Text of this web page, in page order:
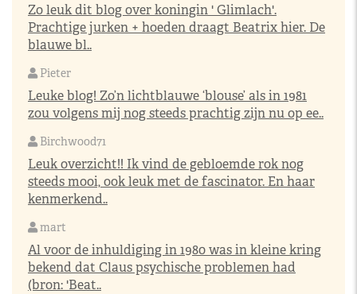
Zo leuk dit blog over koningin ' Glimlach'.
Prachtige jurken + hoeden draagt Beatrix hier. De
blauwe bl..
Pieter
Leuke blog! Zo’n lichtblauwe ‘blouse’ als in 1981
zou volgens mij nog steeds prachtig zijn nu op ee..
Birchwood71
Leuk overzicht!! Ik vind de gebloemde rok nog
steeds mooi, ook leuk met de fascinator. En haar
kenmerkend..
mart
Al voor de inhuldiging in 1980 was in kleine kring
bekend dat Claus psychische problemen had
(bron: 'Beat..